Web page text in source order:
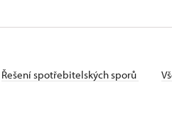
Řešení spotřebitelských sporů